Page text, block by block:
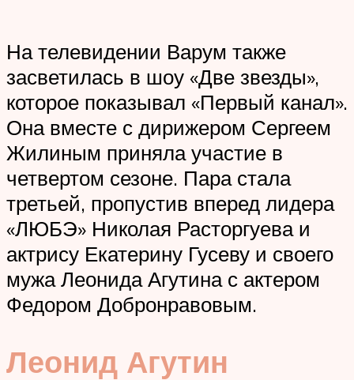
На телевидении Варум также
засветилась в шоу «Две звезды»,
которое показывал «Первый канал».
Она вместе с дирижером Сергеем
Жилиным приняла участие в
четвертом сезоне. Пара стала
третьей, пропустив вперед лидера
«ЛЮБЭ» Николая Расторгуева и
актрису Екатерину Гусеву и своего
мужа Леонида Агутина с актером
Федором Добронравовым.
Леонид Агутин